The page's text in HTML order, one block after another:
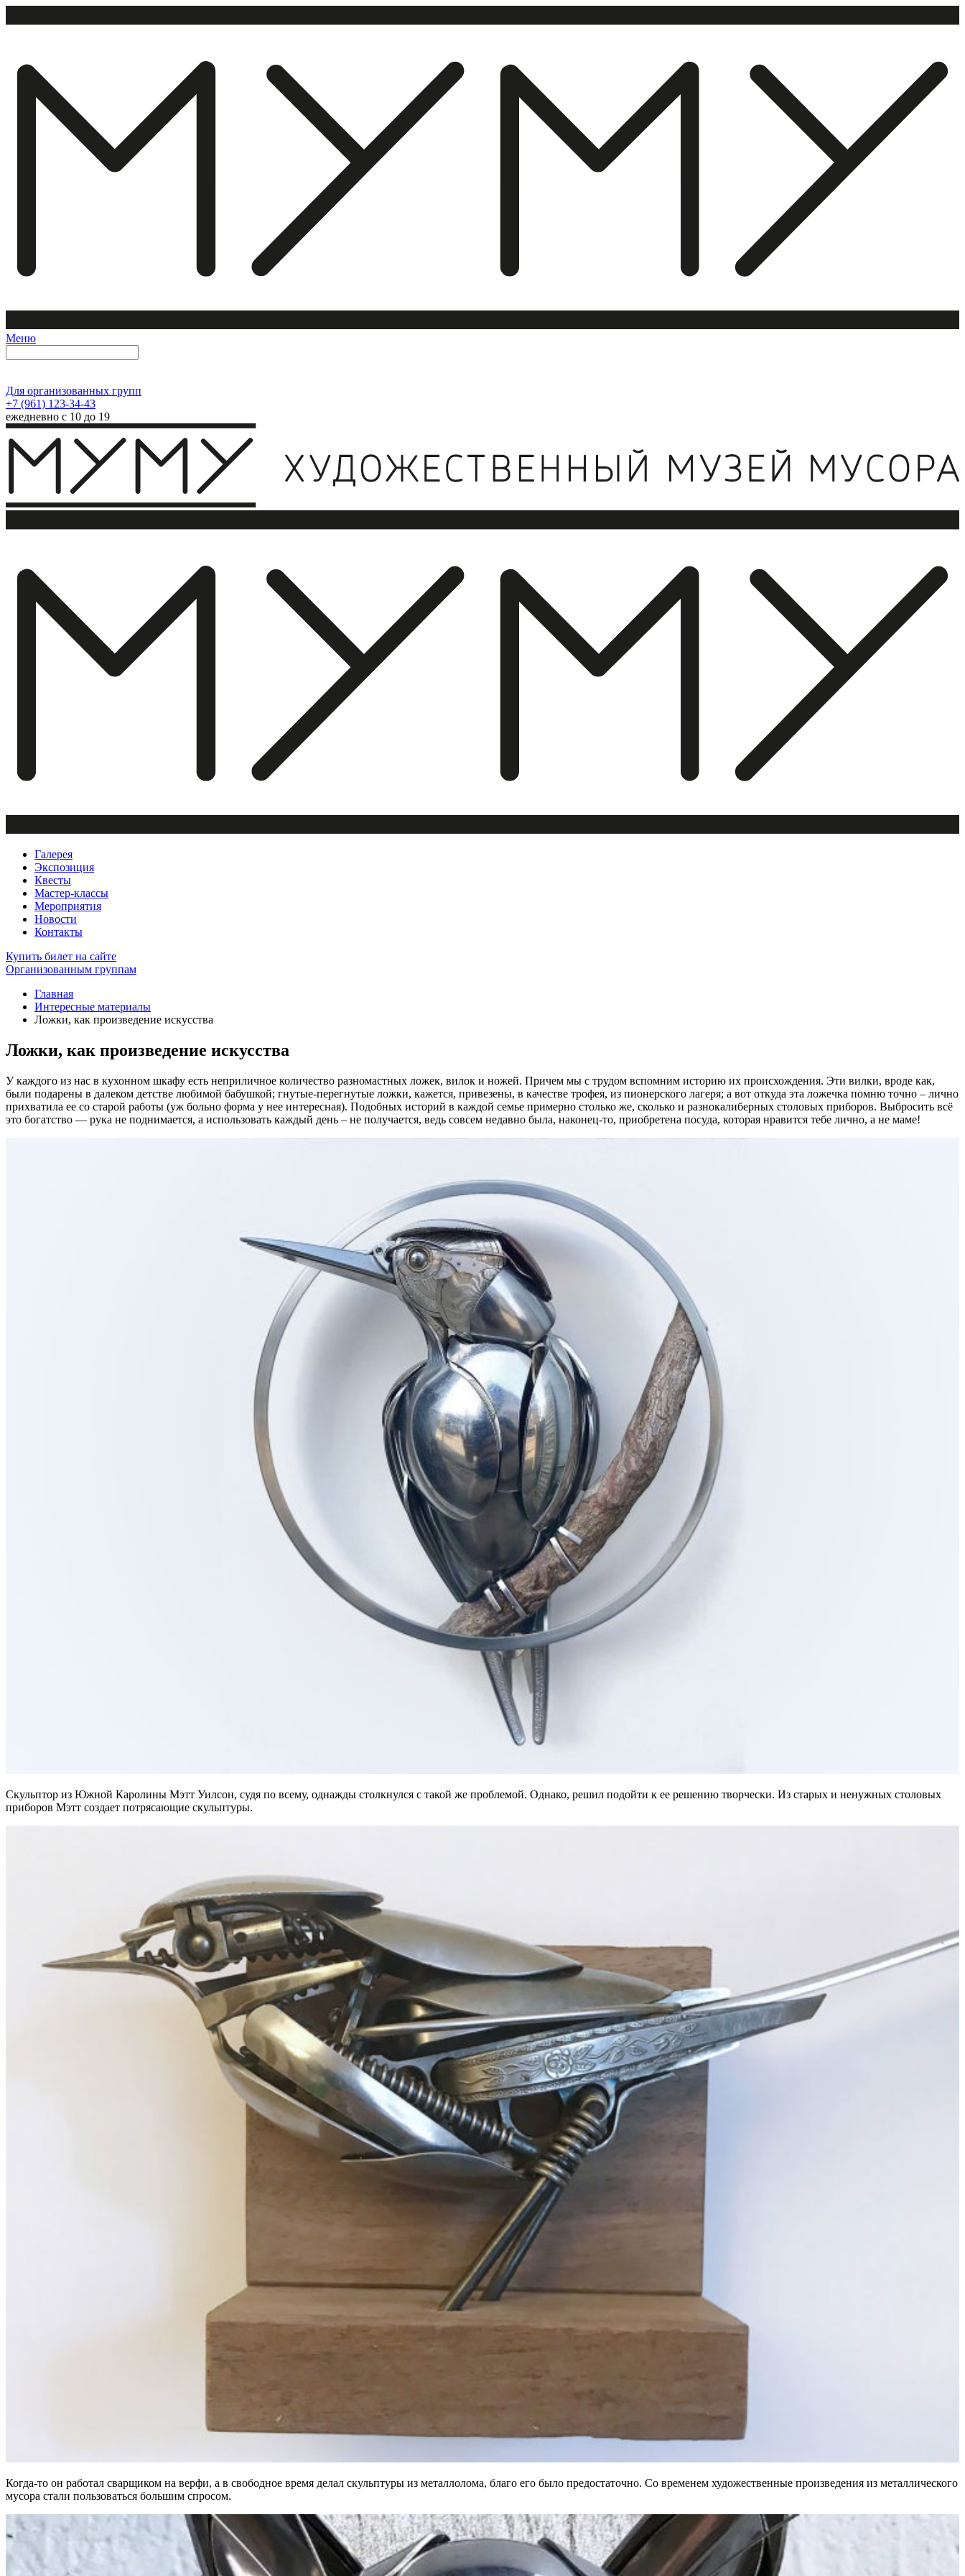
Меню
Для организованных групп
+7 (961) 123-34-43
ежедневно с 10 до 19
Галерея
Экспозиция
Квесты
Мастер-классы
Мероприятия
Новости
Контакты
Купить билет на сайте
Организованным группам
Главная
Интересные материалы
Ложки, как произведение искусства
Ложки, как произведение искусства
У каждого из нас в кухонном шкафу есть неприличное количество разномастных ложек, вилок и ножей. Причем мы с трудом вспомним историю их происхождения. Эти вилки, вроде как,
были подарены в далеком детстве любимой бабушкой; гнутые-перегнутые ложки, кажется, привезены, в качестве трофея, из пионерского лагеря; а вот откуда эта ложечка помню точно – лично
прихватила ее со старой работы (уж больно форма у нее интересная). Подобных историй в каждой семье примерно столько же, сколько и разнокалиберных столовых приборов. Выбросить всё
это богатство — рука не поднимается, а использовать каждый день – не получается, ведь совсем недавно была, наконец-то, приобретена посуда, которая нравится тебе лично, а не маме!
Скульптор из Южной Каролины Мэтт Уилсон, судя по всему, однажды столкнулся с такой же проблемой. Однако, решил подойти к ее решению творчески. Из старых и ненужных столовых
приборов Мэтт создает потрясающие скульптуры.
Когда-то он работал сварщиком на верфи, а в свободное время делал скульптуры из металлолома, благо его было предостаточно. Со временем художественные произведения из металлического
мусора стали пользоваться большим спросом.